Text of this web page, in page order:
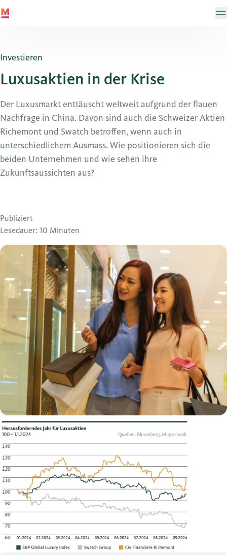
Investieren
Luxusaktien in der Krise
Der Luxusmarkt enttäuscht weltweit aufgrund der flauen
Nachfrage in China. Davon sind auch die Schweizer Aktien
Richemont und Swatch betroffen, wenn auch in
unterschiedlichem Ausmass. Wie positionieren sich die
beiden Unternehmen und wie sehen ihre
Zukunftsaussichten aus?
Publiziert
Lesedauer: 10 Minuten